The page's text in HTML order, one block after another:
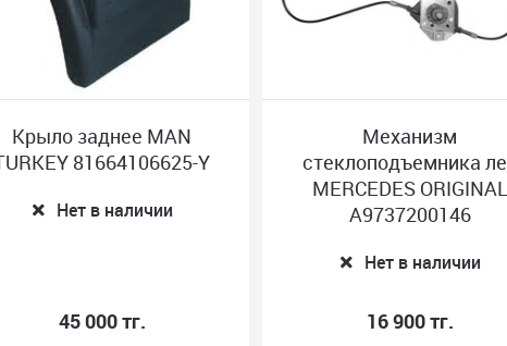
Механизм
стеклоподъемника лев
A9737200146
16 900 тг.
Крышка зеркала лев
MERCEDES BOSS
A0008111807 I
2 000 тг.